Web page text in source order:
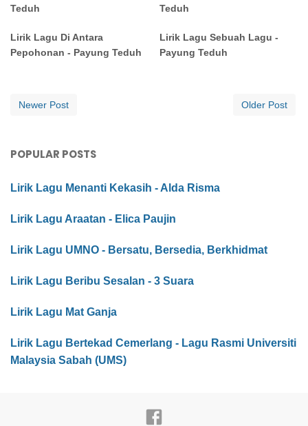
Teduh
Teduh
Lirik Lagu Di Antara
Pepohonan - Payung Teduh
Lirik Lagu Sebuah Lagu -
Payung Teduh
Newer Post Older Post
POPULAR POSTS
Lirik Lagu Menanti Kekasih - Alda Risma
Lirik Lagu Araatan - Elica Paujin
Lirik Lagu UMNO - Bersatu, Bersedia, Berkhidmat
Lirik Lagu Beribu Sesalan - 3 Suara
Lirik Lagu Mat Ganja
Lirik Lagu Bertekad Cemerlang - Lagu Rasmi Universiti
Malaysia Sabah (UMS)